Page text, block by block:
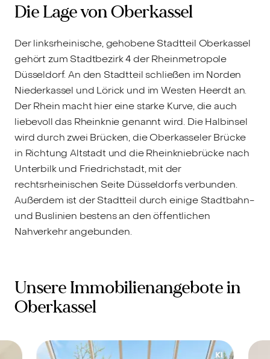
Die Lage von Oberkassel
Der linksrheinische, gehobene Stadtteil Oberkassel
gehört zum Stadtbezirk 4 der Rheinmetropole
Düsseldorf. An den Stadtteil schließen im Norden
Niederkassel und Lörick und im Westen Heerdt an.
Der Rhein macht hier eine starke Kurve, die auch
liebevoll das Rheinknie genannt wird. Die Halbinsel
wird durch zwei Brücken, die Oberkasseler Brücke
in Richtung Altstadt und die Rheinkniebrücke nach
Unterbilk und Friedrichstadt, mit der
rechtsrheinischen Seite Düsseldorfs verbunden.
Außerdem ist der Stadtteil durch einige Stadtbahn-
und Buslinien bestens an den öffentlichen
Nahverkehr angebunden.
Unsere Immobilienangebote in
Oberkassel